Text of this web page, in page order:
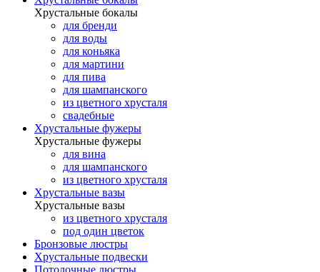
Хрустальные бокалы
для бренди
для воды
для коньяка
для мартини
для пива
для шампанского
из цветного хрусталя
свадебные
Хрустальные фужеры
Хрустальные фужеры
для вина
для шампанского
из цветного хрусталя
Хрустальные вазы
Хрустальные вазы
из цветного хрусталя
под один цветок
Бронзовые люстры
Хрустальные подвески
Потолочные люстры